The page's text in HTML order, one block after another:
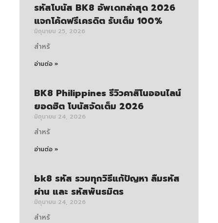
รหัสโบนัส BK8 อัพเดทล่าสุด 2026
แจกโค้ดฟรีเครดิต รับเต็ม 100%
มิถุนายน 25, 2026
สำหรั
อ่านต่อ »
BK8 Philippines รีวิวคาสิโนออนไลน์
ยอดฮิต โบนัสจัดเต็ม 2026
มิถุนายน 24, 2026
สำหรั
อ่านต่อ »
bk8 รหัส รวมทุกวิธีแก้ปัญหา ลืมรหัส
ผ่าน และ รหัสพันธมิตร
มิถุนายน 24, 2026
สำหรั